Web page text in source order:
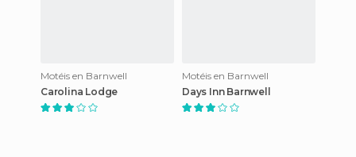
Motéis en Barnwell
Carolina Lodge
Motéis en Barnwell
Days Inn Barnwell